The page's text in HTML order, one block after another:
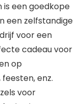
een goedkope
een zelfstandige
voor een
cadeau voor
op
enz.
voor